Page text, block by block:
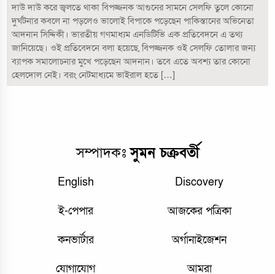
দাউ দাউ করে জ্বলতে থাকা বিপজ্জনক আগুনের সামনে সেলফি তুলে কোনো
দুর্ঘটনার কবলে না পড়লেও ভালোই বিপাকে পড়েছেন পাকিস্তানের অভিনেতা
আদনান সিদ্দিকী। ভারতীয় গণমাধ্যম এনডিটিভি এক প্রতিবেদনে এ তথ্য
জানিয়েছে। ওই প্রতিবেদনে বলা হয়েছে, বিপজ্জনক ওই সেলফি তোলার জন্য
ব্যাপক সমালোচনার মুখে পড়েছেন আদনান। তবে এতে অবশ্য তার কোনো
হেলদোল নেই। বরং নেটমাধ্যমে ভাইরাল হতে […]
সম্পাদকঃসুমন চক্রবর্তী
English Discovery
ই-পেপার আজকের পত্রিকা
কনভার্টার অর্গানাইজেশন
যোগাযোগ আমরা